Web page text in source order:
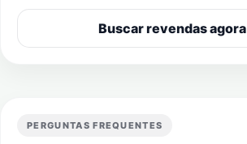
Buscar revendas agora
PERGUNTAS FREQUENTES